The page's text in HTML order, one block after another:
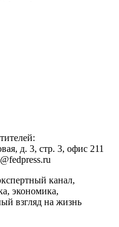
д. 3, стр. 3, офис 211
канал,
экономика,
взгляд на жизнь